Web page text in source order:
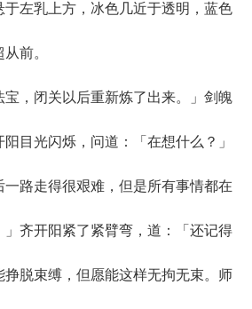
左乳上方，冰色几近于透明，蓝色
前。
，闭关以后重新炼了出来。」剑魄
目光闪烁，问道：「在想什么？」
路走得很艰难，但是所有事情都在
齐开阳紧了紧臂弯，道：「还记得
脱束缚，但愿能这样无拘无束。师